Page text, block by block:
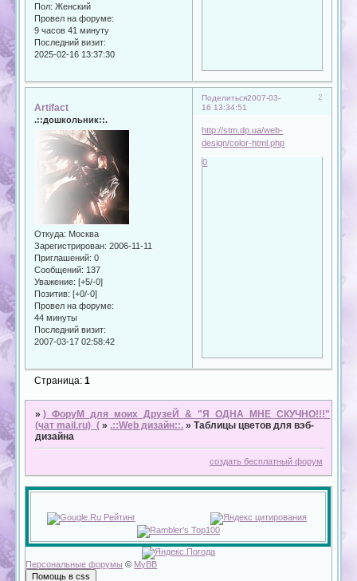
Пол: Женский
Провел на форуме:
9 часов 41 минуту
Последний визит:
2025-02-16 13:37:30
Поделиться 2
2007-03-
16 13:34:51
Artifact
.::дошкольник::.
Откуда: Москва
Зарегистрирован: 2006-11-11
Приглашений: 0
Сообщений: 137
Уважение: [+5/-0]
Позитив: [+0/-0]
Провел на форуме:
44 минуты
Последний визит:
2007-03-17 02:58:42
http://stm.dp.ua/web-
design/color-html.php
0
Страница:1
»)_ФоруМ_для_моих_ДрузеЙ_&_"Я_ОДНА_МНЕ_СКУЧНО!!!"
(чат mail.ru)_( » .::Web дизайн::. »Таблицы цветов для вэб-
дизайна
создать бесплатный форум
Персональные форумы © MyBB